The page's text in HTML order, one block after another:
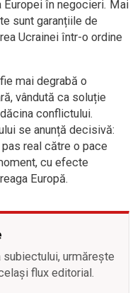
în negocieri. Mai
sunt garanțiile de
Ucrainei într-o ordine
mai degrabă o
vândută ca soluție
conflictului.
se anunță decisivă:
real către o pace
cu efecte
Europă.
urmărește
flux editorial.